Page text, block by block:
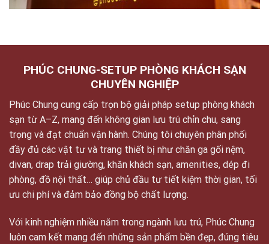
PHÚC CHUNG-SETUP PHÒNG KHÁCH SẠN
CHUYÊN NGHIỆP
Phúc Chung cung cấp trọn bộ giải pháp setup phòng khách
sạn từ A–Z, mang đến không gian lưu trú chỉn chu, sang
trọng và đạt chuẩn vận hành. Chúng tôi chuyên phân phối
đầy đủ các vật tư và trang thiết bị như chăn ga gối nệm,
divan, drap trải giường, khăn khách sạn, amenities, dép đi
phòng, đồ nội thất… giúp chủ đầu tư tiết kiệm thời gian, tối
ưu chi phí và đảm bảo đồng bộ chất lượng.
Với kinh nghiệm nhiều năm trong ngành lưu trú, Phúc Chung
luôn cam kết mang đến những sản phẩm bền đẹp, đúng tiêu